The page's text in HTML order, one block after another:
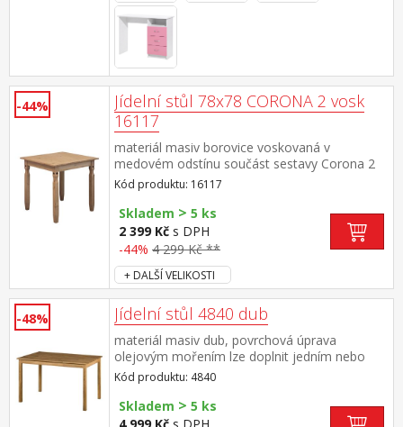
-44%
Jídelní stůl 78x78 CORONA 2 vosk
16117
materiál masiv borovice voskovaná v
medovém odstínu součást sestavy Corona 2
Kód produktu: 16117
Skladem > 5 ks
2 399 Kč s DPH
-44% 4 299 Kč **
+ DALŠÍ VELIKOSTI
-48% Jídelní stůl 4840 dub
materiál masiv dub, povrchová úprava
olejovým mořením lze doplnit jedním nebo
dvěma výsuvnými díly 4841 výsuvné díly
nejsou v ceně stolu
Kód produktu: 4840
Skladem > 5 ks